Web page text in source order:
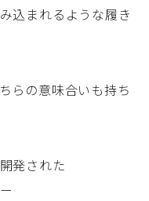
込まれるような履き
らの意味合いも持ち
発された